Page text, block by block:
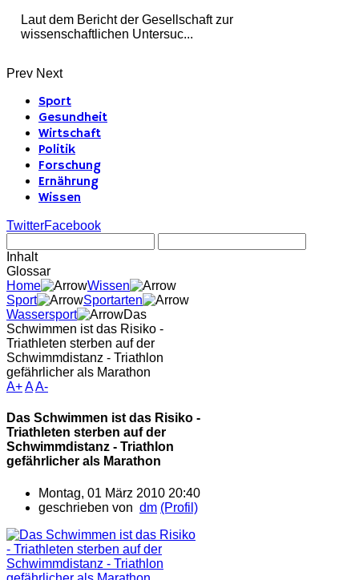
Laut dem Bericht der Gesellschaft zur
wissenschaftlichen Untersuc...
Prev Next
Sport
Gesundheit
Wirtschaft
Politik
Forschung
Ernährung
Wissen
TwitterFacebook
Inhalt
Glossar
Home
Wissen
Sport
Sportarten
Wassersport
Das
Schwimmen ist das Risiko -
Triathleten sterben auf der
Schwimmdistanz - Triathlon
gefährlicher als Marathon
A+AA-
Das Schwimmen ist das Risiko -
Triathleten sterben auf der
Schwimmdistanz - Triathlon
gefährlicher als Marathon
Montag, 01 März 2010 20:40
geschrieben von dm (Profil)